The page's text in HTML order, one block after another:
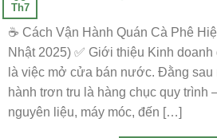
Th7
☕ Cách Vận Hành Quán Cà Phê
Nhật 2025) ✅ Giới thiệu Kinh
là việc mở cửa bán nước. Đằng sau
hành trơn tru là hàng chục quy trình
nguyên liệu, máy móc, đến […]